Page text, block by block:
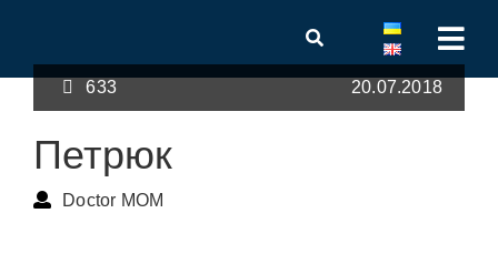
633 20.07.2018
Петрюк
Doctor MOM